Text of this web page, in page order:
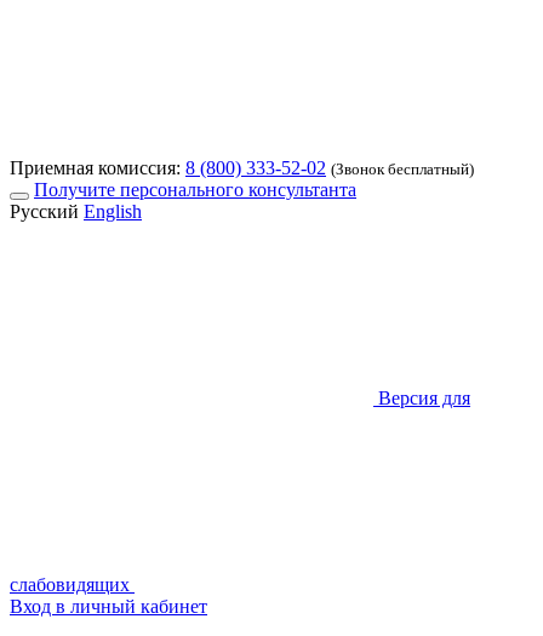
Приемная комиссия: 8 (800) 333-52-02 (Звонок бесплатный)
Получите персонального консультанта
Русский English
Версия для
слабовидящих
Вход в личный кабинет